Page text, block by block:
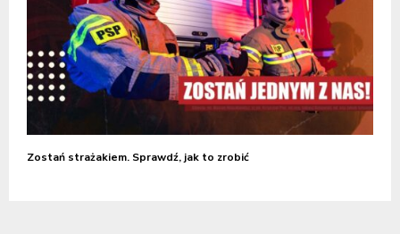
Zostań strażakiem. Sprawdź, jak to zrobić